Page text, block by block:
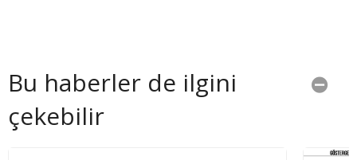
Bu haberler de ilgini
çekebilir